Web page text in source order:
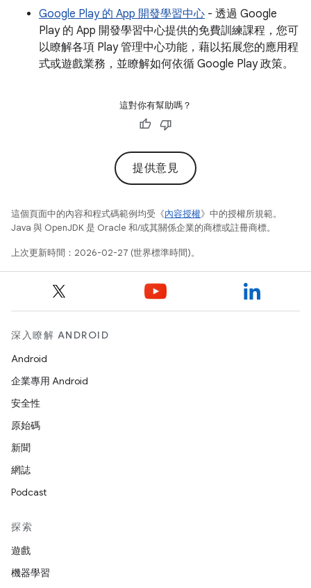
Google Play 的 App 開發學習中心 - 透過 Google
Play 的 App 開發學習中心提供的免費訓練課程，您可
以瞭解各項 Play 管理中心功能，藉以拓展您的應用程
式或遊戲業務，並瞭解如何依循 Google Play 政策。
這對你有幫助嗎？
提供意見
這個頁面中的內容和程式碼範例均受《內容授權》中的授權所規範。
Java 與 OpenJDK 是 Oracle 和/或其關係企業的商標或註冊商標。
上次更新時間：2026-02-27 (世界標準時間)。
深入瞭解 ANDROID
Android
企業專用 Android
安全性
原始碼
新聞
網誌
Podcast
探索
遊戲
機器學習